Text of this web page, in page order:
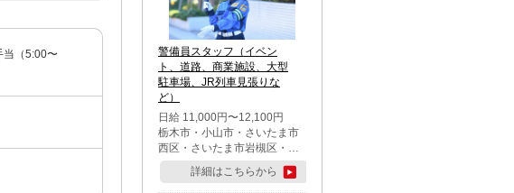
（5:00〜
警備員スタッフ（イベン
ト、道路、商業施設、大型
駐車場、JR列車見張りな
ど）
日給 11,000円〜12,100円
栃木市・小山市・さいたま市
西区・さいたま市岩槻区・久
喜市・蓮田市
詳細はこちらから